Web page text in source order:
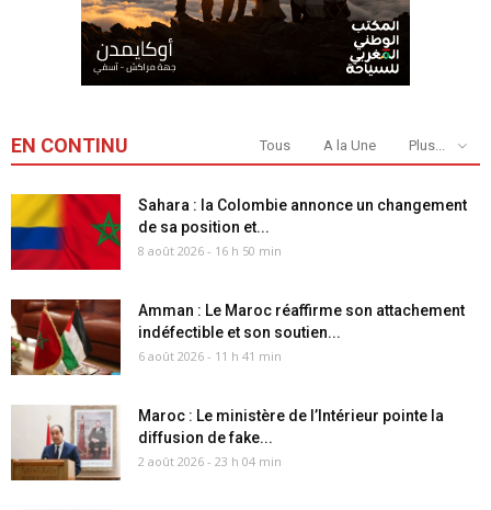
EN CONTINU Tous A la Une Plus...
Sahara : la Colombie annonce un changement
de sa position et...
8 août 2026 - 16 h 50 min
Amman : Le Maroc réaffirme son attachement
indéfectible et son soutien...
6 août 2026 - 11 h 41 min
Maroc : Le ministère de l’Intérieur pointe la
diffusion de fake...
2 août 2026 - 23 h 04 min